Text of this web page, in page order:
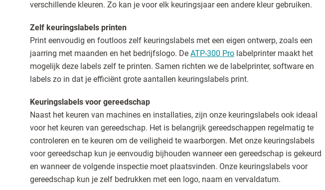
verschillende kleuren. Zo kan je voor elk keuringsjaar een andere kleur gebruiken.
Zelf keuringslabels printen
Print eenvoudig en foutloos zelf keuringslabels met een eigen ontwerp, zoals een
jaarring met maanden en het bedrijfslogo. De ATP-300 Pro labelprinter maakt het
mogelijk deze labels zelf te printen. Samen richten we de labelprinter, software en
labels zo in dat je efficiënt grote aantallen keuringslabels print.
Keuringslabels voor gereedschap
Naast het keuren van machines en installaties, zijn onze keuringslabels ook ideaal
voor het keuren van gereedschap. Het is belangrijk gereedschappen regelmatig te
controleren en te keuren om de veiligheid te waarborgen. Met onze keuringslabels
voor gereedschap kun je eenvoudig bijhouden wanneer een gereedschap is gekeurd
en wanneer de volgende inspectie moet plaatsvinden. Onze keuringslabels voor
gereedschap kun je zelf bedrukken met een logo, naam en vervaldatum.